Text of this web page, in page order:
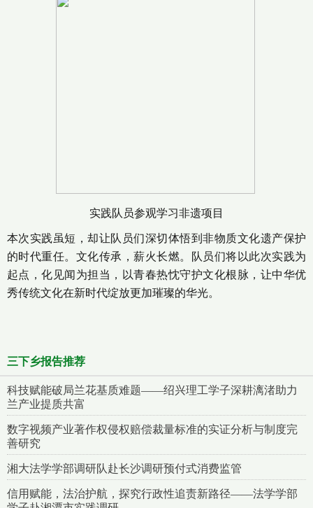
实践队员参观学习非遗项目
本次实践虽短，却让队员们深切体悟到非物质文化遗产保护
的时代重任。文化传承，薪火长燃。队员们将以此次实践为
起点，化见闻为担当，以青春热忱守护文化根脉，让中华优
秀传统文化在新时代绽放更加璀璨的华光。
三下乡报告推荐
科技赋能破局兰花基质难题——绍兴理工学子深耕漓渚助力
兰产业提质共富
数字视频产业著作权侵权赔偿裁量标准的实证分析与制度完
善研究
湘大法学学部调研队赴长沙调研预付式消费监管
信用赋能，法治护航，探究行政性追责新路径——法学学部